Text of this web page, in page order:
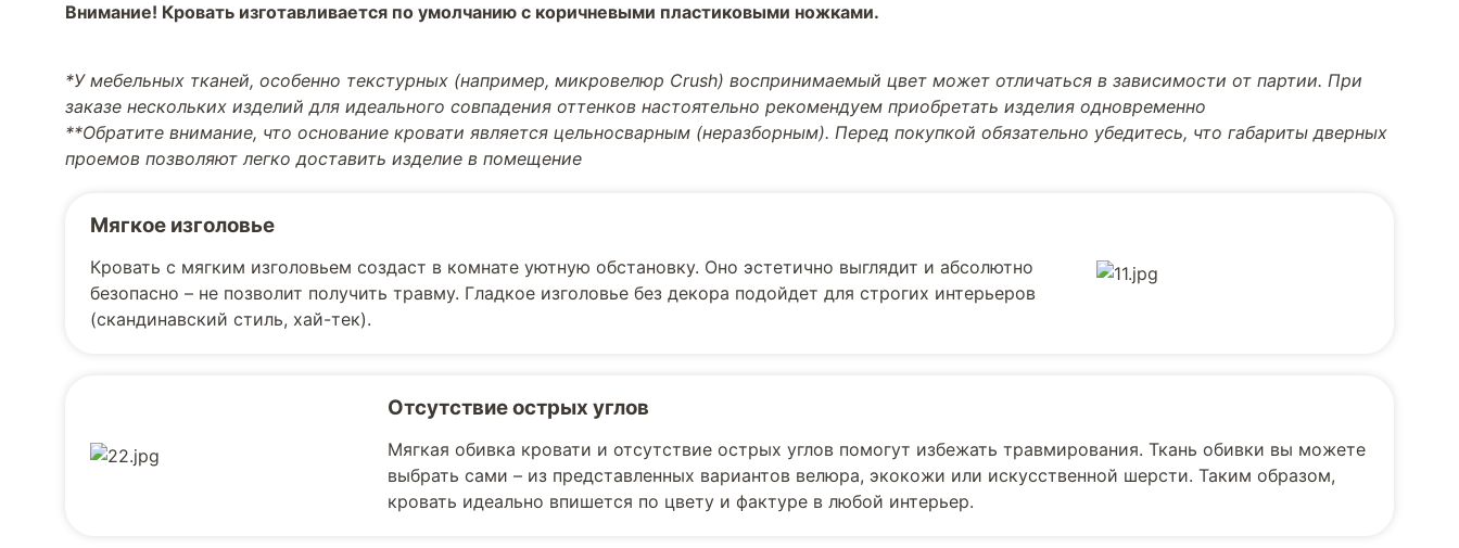
Внимание! Кровать изготавливается по умолчанию с коричневыми пластиковыми ножками.
*У мебельных тканей, особенно текстурных (например, микровелюр Crush) воспринимаемый цвет может отличаться в зависимости от партии. При
заказе нескольких изделий для идеального совпадения оттенков настоятельно рекомендуем приобретать изделия одновременно
**Обратите внимание, что основание кровати является цельносварным (неразборным). Перед покупкой обязательно убедитесь, что габариты дверных
проемов позволяют легко доставить изделие в помещение
Мягкое изголовье
Кровать с мягким изголовьем создаст в комнате уютную обстановку. Оно эстетично выглядит и абсолютно
безопасно – не позволит получить травму. Гладкое изголовье без декора подойдет для строгих интерьеров
(скандинавский стиль, хай-тек).
Отсутствие острых углов
Мягкая обивка кровати и отсутствие острых углов помогут избежать травмирования. Ткань обивки вы можете
выбрать сами – из представленных вариантов велюра, экокожи или искусственной шерсти. Таким образом,
кровать идеально впишется по цвету и фактуре в любой интерьер.